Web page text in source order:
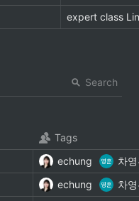
expert class
Search
Tags
echung
차
echung
차